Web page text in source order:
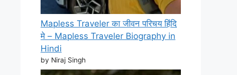
Mapless Traveler का जीवन परिचय हिंदि
मे – Mapless Traveler Biography in
Hindi
by Niraj Singh